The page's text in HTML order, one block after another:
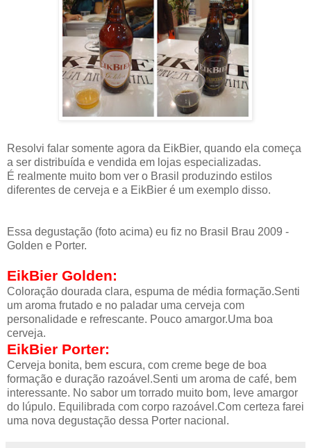
Resolvi falar somente agora da EikBier, quando ela começa
a ser distribuída e vendida em lojas especializadas.
É realmente muito bom ver o Brasil produzindo estilos
diferentes de cerveja e a EikBier é um exemplo disso.
Essa degustação (foto acima) eu fiz no Brasil Brau 2009 -
Golden e Porter.
EikBier Golden:
Coloração dourada clara, espuma de média formação.Senti
um aroma frutado e no paladar uma cerveja com
personalidade e refrescante. Pouco amargor.Uma boa
cerveja.
EikBier Porter:
Cerveja bonita, bem escura, com creme bege de boa
formação e duração razoável.Senti um aroma de café, bem
interessante. No sabor um torrado muito bom, leve amargor
do lúpulo. Equilibrada com corpo razoável.Com certeza farei
uma nova degustação dessa Porter nacional.